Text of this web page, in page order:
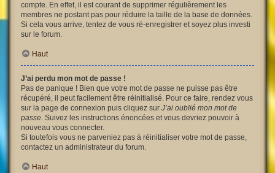
compte. En effet, il est courant de supprimer régulièrement les
membres ne postant pas pour réduire la taille de la base de données.
Si cela vous arrive, tentez de vous ré-enregistrer et soyez plus investi
sur le forum.
Haut
J’ai perdu mon mot de passe !
Pas de panique ! Bien que votre mot de passe ne puisse pas être
récupéré, il peut facilement être réinitialisé. Pour ce faire, rendez vous
sur la page de connexion puis cliquez sur J’ai oublié mon mot de
passe. Suivez les instructions énoncées et vous devriez pouvoir à
nouveau vous connecter.
Si toutefois vous ne parveniez pas à réinitialiser votre mot de passe,
contactez un administrateur du forum.
Haut